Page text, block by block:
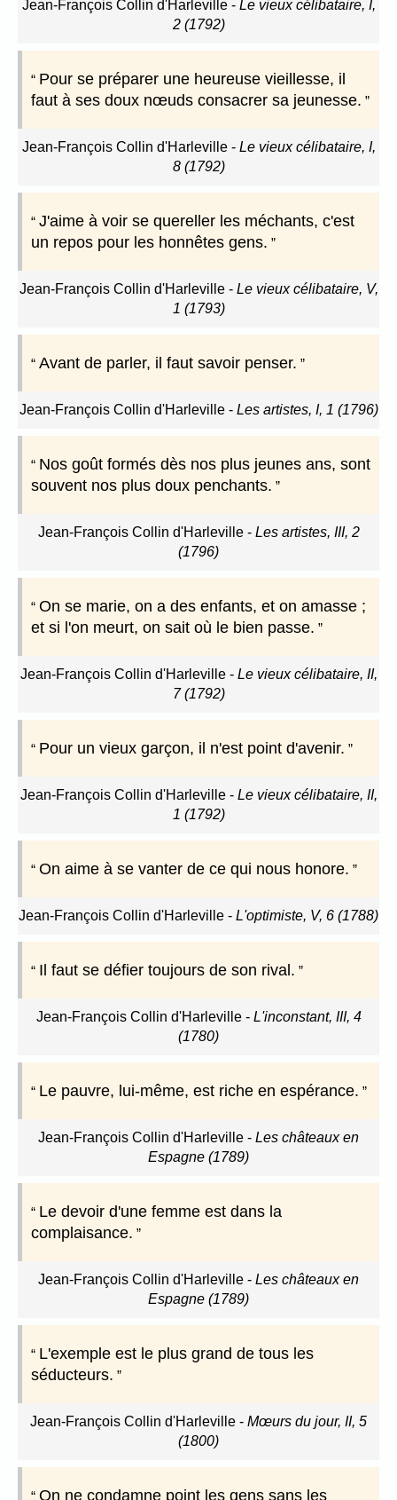
Jean-François Collin d'Harleville- Le vieux célibataire, I,
2 (1792)
Pour se préparer une heureuse vieillesse, il
faut à ses doux nœuds consacrer sa jeunesse.
Jean-François Collin d'Harleville- Le vieux célibataire, I,
8 (1792)
J'aime à voir se quereller les méchants, c'est
un repos pour les honnêtes gens.
Jean-François Collin d'Harleville- Le vieux célibataire, V,
1 (1793)
Avant de parler, il faut savoir penser.
Jean-François Collin d'Harleville- Les artistes, I, 1 (1796)
Nos goût formés dès nos plus jeunes ans, sont
souvent nos plus doux penchants.
Jean-François Collin d'Harleville- Les artistes, III, 2
(1796)
On se marie, on a des enfants, et on amasse ;
et si l'on meurt, on sait où le bien passe.
Jean-François Collin d'Harleville- Le vieux célibataire, II,
7 (1792)
Pour un vieux garçon, il n'est point d'avenir.
Jean-François Collin d'Harleville- Le vieux célibataire, II,
1 (1792)
On aime à se vanter de ce qui nous honore.
Jean-François Collin d'Harleville - L'optimiste, V, 6 (1788)
Il faut se défier toujours de son rival.
Jean-François Collin d'Harleville- L'inconstant, III, 4
(1780)
Le pauvre, lui-même, est riche en espérance.
Jean-François Collin d'Harleville - Les châteaux en
Espagne (1789)
Le devoir d'une femme est dans la
complaisance.
Jean-François Collin d'Harleville - Les châteaux en
Espagne (1789)
L'exemple est le plus grand de tous les
séducteurs.
Jean-François Collin d'Harleville - Mœurs du jour, II, 5
(1800)
On ne condamne point les gens sans les